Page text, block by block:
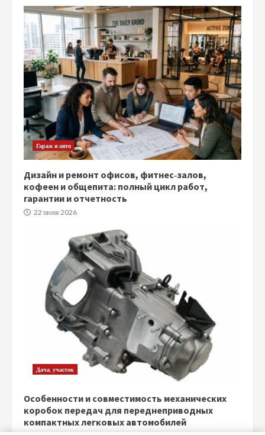
Гараж и авто
Дизайн и ремонт офисов, фитнес‑залов,
кофеен и общепита: полный цикл работ,
гарантии и отчетность
22 июня 2026
Дача, участок
Особенности и совместимость механических
коробок передач для переднеприводных
компактных легковых автомобилей